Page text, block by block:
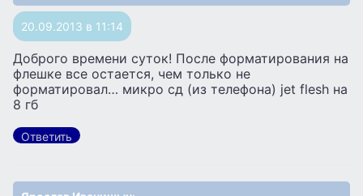
20.09.2013 в 11:14
Доброго времени суток! После форматирования на
флешке все остается, чем только не
форматировал… микро сд (из телефона) jet flesh на
8 гб
Ответить